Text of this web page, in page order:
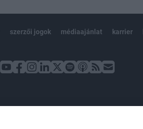
szerzői jogok médiaajánlat karrier